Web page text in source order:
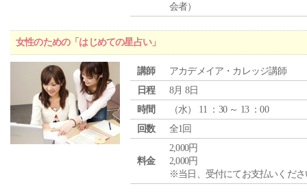
会者）
女性のための「はじめての星占い」
講師
アカデメイア・カレッジ講師
日程
8月 8日
時間
（水） 11 ：30 ～ 13 ：00
回数
全1回
料金
2,000円
2,000円
※当日、受付にてお支払いくださ